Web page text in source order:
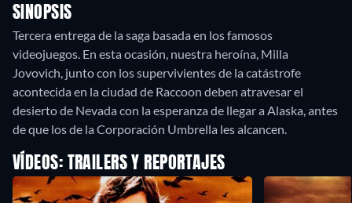
SINOPSIS
Tercera entrega de la saga basada en los famosos
videojuegos. En esta ocasión, nuestra heroína, Milla
Jovovich, junto con los supervivientes de la catástrofe
acontecida en la ciudad de Raccoon deben atravesar el
desierto de Nevada con la esperanza de llegar a Alaska, antes
de que los de la Corporación Umbrella les alcancen.
VÍDEOS: TRAILERS Y REPORTAJES